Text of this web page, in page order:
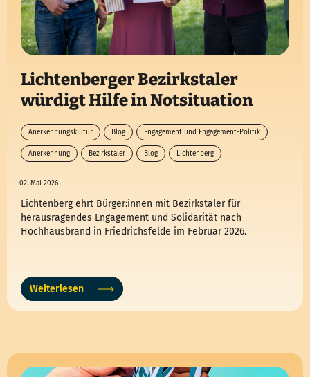
Lichtenberger Bezirkstaler
würdigt Hilfe in Notsituation
Anerkennungskultur Blog Engagement und Engagement-Politik
Anerkennung Bezirkstaler Blog Lichtenberg
02. Mai 2026
Lichtenberg ehrt Bürger:innen mit Bezirkstaler für
herausragendes Engagement und Solidarität nach
Hochhausbrand in Friedrichsfelde im Februar 2026.
Weiterlesen